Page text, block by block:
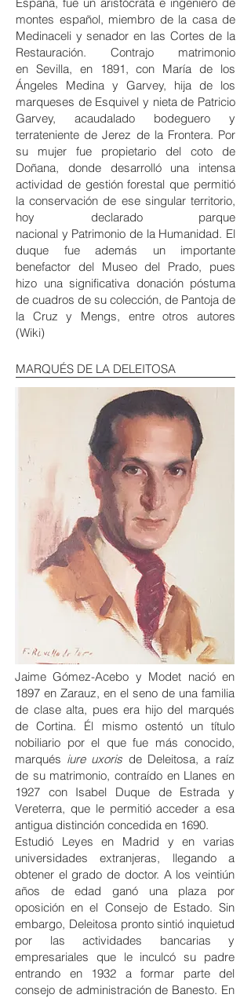
montes español, miembro de la casa de
Medinaceli y senador en las Cortes de la
Restauración. Contrajo matrimonio
en Sevilla, en 1891, con María de los
Ángeles Medina y Garvey, hija de los
marqueses de Esquivel y nieta de Patricio
Garvey, acaudalado bodeguero y
terrateniente deJerez de la Frontera. Por
su mujer fue propietario del coto de
Doñana, donde desarrolló una intensa
actividad de gestión forestal que permitió
la conservación de ese singular territorio,
hoy declarado parque
nacional y Patrimonio de la Humanidad. El
duque fue además un importante
benefactor del Museo del Prado, pues
hizo una significativa donación póstuma
de cuadros de su colección, de Pantoja de
la Cruz y Mengs, entre otros autores
(Wiki)
MARQUÉS DE LA DELEITOSA
Jaime Gómez-Acebo y Modet nació en
1897 en Zarauz, en el seno de una familia
de clase alta, pues era hijo del marqués
de Cortina. Él mismo ostentó un título
nobiliario por el que fue más conocido,
marqués iure uxoris de Deleitosa, a raíz
de su matrimonio, contraído en Llanes en
1927 con Isabel Duque de Estrada y
Vereterra, que le permitió acceder a esa
antigua distinción concedida en 1690.
Estudió Leyes en Madrid y en varias
universidades extranjeras, llegando a
obtener el grado de doctor. A los veintiún
años de edad ganó una plaza por
oposición en el Consejo de Estado. Sin
embargo, Deleitosa pronto sintió inquietud
por las actividades bancarias y
empresariales que le inculcó su padre
entrando en 1932 a formar parte del
consejo de administración de Banesto. En